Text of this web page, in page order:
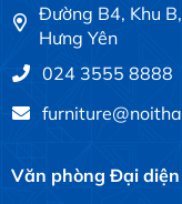
Đường B4, Khu
Hưng Yên
024 3555 8888
Văn phòng Đại diện